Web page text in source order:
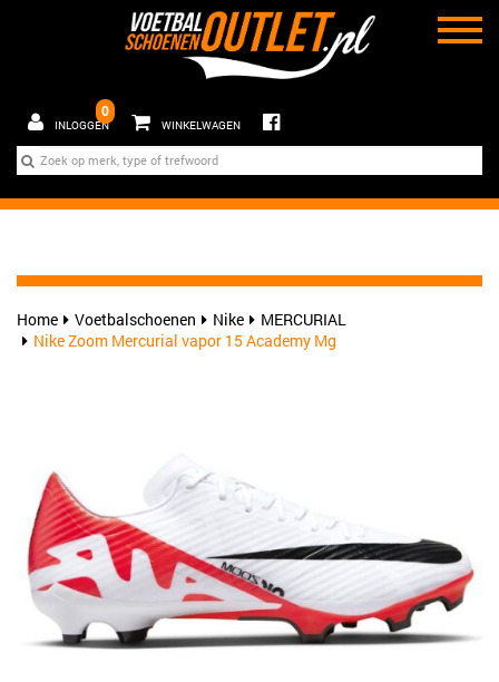
INLOGGEN
0
WINKELWAGEN
Home Voetbalschoenen Nike
MERCURIAL
Nike Zoom Mercurial vapor 15 Academy Mg